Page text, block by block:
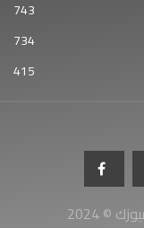
743
734
415
© 2024